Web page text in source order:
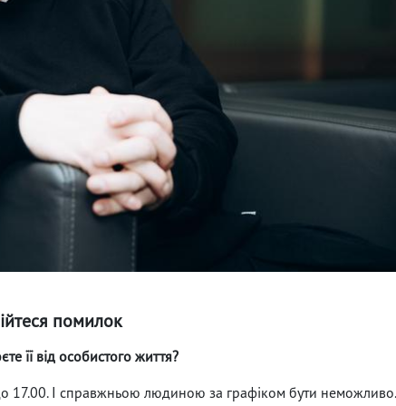
помилок
її від особистого життя?
17.00. І справжньою людиною за графіком бути неможливо.